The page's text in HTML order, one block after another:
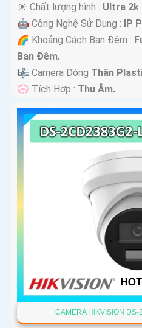
☀️ Chất lượng hình : Ultra 2k
🤖️ Công Nghệ Sử Dụng : IP
🌈 Khoảng Cách Ban Đêm :
Ban Ðêm.
🎼️ Camera Dòng Thân
️💮 Tích Hợp : Thu Âm.
CAMERA HIKVISION